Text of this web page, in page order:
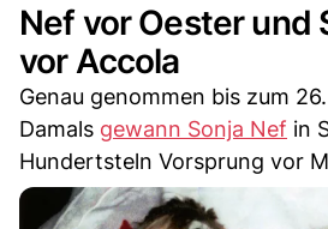
Nef vor Oester und
vor Accola
Genau genommen bis zum
Damals gewann Sonja Nef in
Hundertsteln Vorsprung vor